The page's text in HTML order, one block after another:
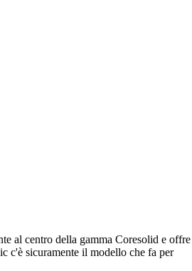
al centro della gamma Coresolid e offre
c'è sicuramente il modello che fa per